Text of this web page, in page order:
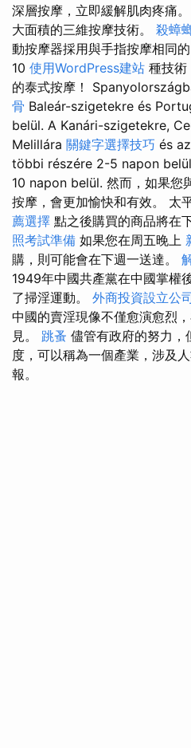
深層按摩，立即緩解肌肉疼痛
大面積的三維按摩技術。 殺蟑
動按摩器採用與手指按摩相同的
10 使用WordPress建站 種技術
的泰式按摩！
骨 Baleár-szigetekre és
belül. A Kanári-szigetekre,
Melillára 關鍵字選擇技巧 és
többi részére 2-5 napon
10 napon belül. 然而，如果您
按摩，會更加愉快和有效。 太
薦選擇 點之後購買的商品將在
照考試準備 如果您在周五晚上
購，則可能會在下週一送達。
1949年中國共產黨在中國掌權
了掃淫運動。 外商投資設立公
中國的賣淫現像不僅愈演愈烈
見。 跳蚤 儘管有政府的努力，
度，可以稱為一個產業，涉及
報。